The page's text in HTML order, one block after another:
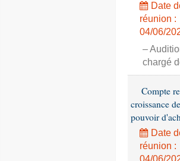
Date
réunion :
04/06/
–
chargé
Compte
croissance
pouvoir
Date
réunion :
04/06/